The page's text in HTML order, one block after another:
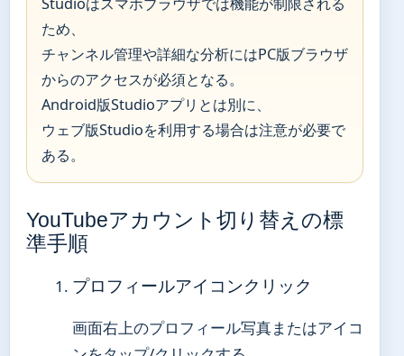
ため、
チャンネル管理や詳細な分析にはPC版ブラウザ
からのアクセスが必須となる。
Android版Studioアプリとは別に、
ウェブ版Studioを利用する場合は注意が必要で
ある。
YouTubeアカウント切り替えの標
準手順
プロフィールアイコンクリック
画面右上のプロフィール写真またはアイコ